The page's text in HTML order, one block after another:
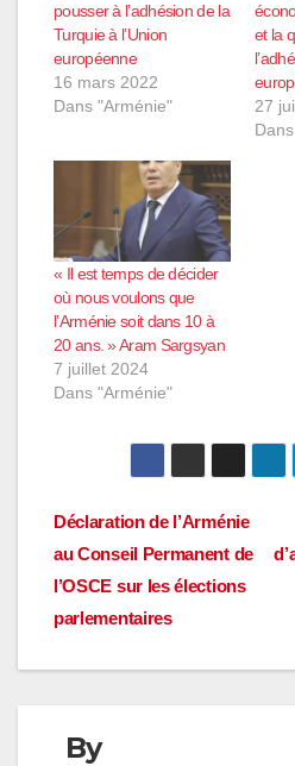
pousser à l’adhésion de la
Turquie à l’Union
européenne
16 mars 2022
Dans "Arménie"
et la
27
« Il est temps de décider
où nous voulons que
l’Arménie soit dans 10 à
20 ans. » Aram Sargsyan
7 juillet 2024
Dans "Arménie"
Navigation
de
l’article
Déclaration de l’Arménie
au Conseil Permanent de
l’OSCE sur les élections
parlementaires
By